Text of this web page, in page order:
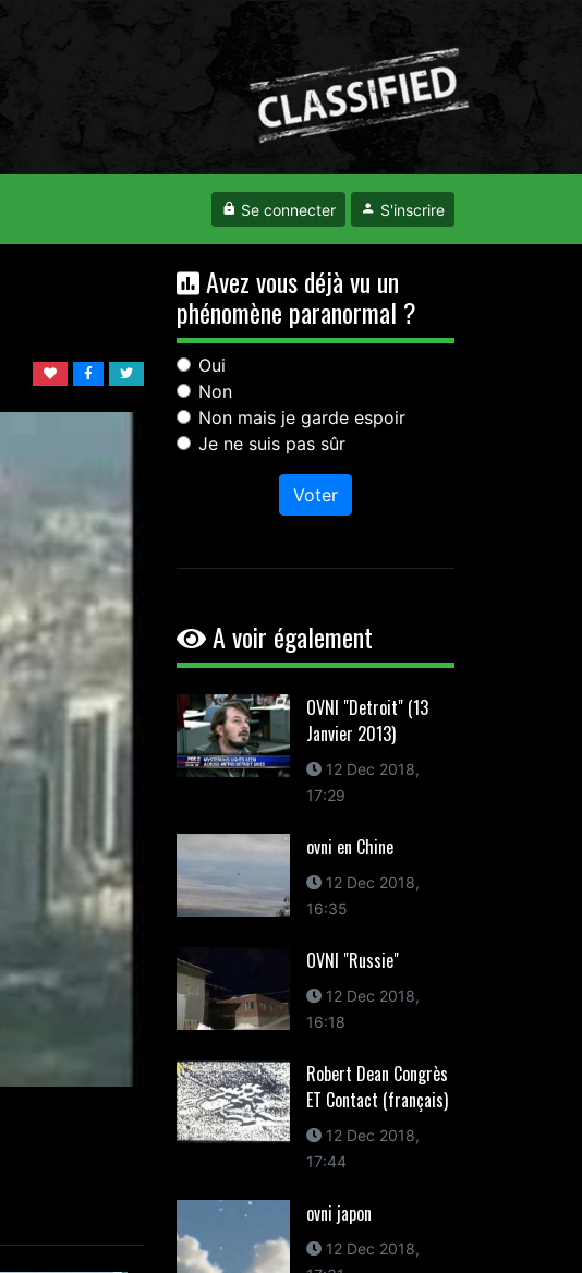
Se connecter S'inscrire
Avez vous déjà vu un
phénomène paranormal ?
Oui
Non
Non mais je garde espoir
Je ne suis pas sûr
Voter
A voir également
OVNI "Detroit" (13
Janvier 2013)
12 Dec 2018,
17:29
ovni en Chine
12 Dec 2018,
16:35
OVNI "Russie"
12 Dec 2018,
16:18
Robert Dean Congrès
ET Contact (français)
12 Dec 2018,
17:44
ovni japon
12 Dec 2018,